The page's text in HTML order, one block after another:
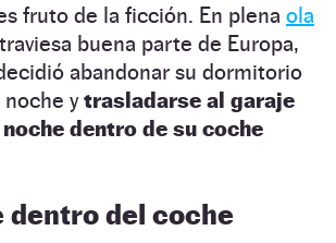
fruto de la ficción. En plena ola
buena parte de Europa,
abandonar su dormitorio
ytrasladarse al garaje
dentro de su coche
dentro del coche